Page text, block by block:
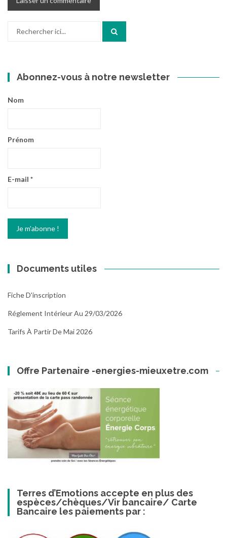
Abonnez-vous à notre newsletter
Nom
Prénom
E-mail *
Documents utiles
Fiche D'inscription
Réglement Intérieur Au 29/03/2026
Tarifs À Partir De Mai 2026
Offre Partenaire -energies-mieuxetre.com
Terres d’Emotions accepte en plus des
espèces/chèques/Vir bancaire/ Carte
Bancaire les paiements par :